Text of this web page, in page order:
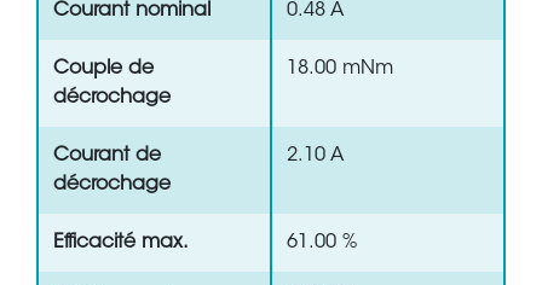
Courant nominal 0.48 A
Couple de
décrochage
18.00 mNm
Courant de
décrochage
2.10 A
Efficacité max. 61.00 %